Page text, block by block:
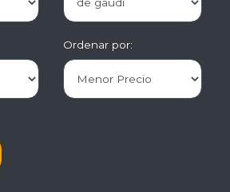
Ordenar por: